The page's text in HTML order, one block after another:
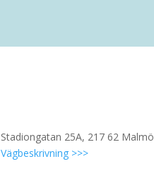
Stadiongatan 25A, 217 62 Malmö
Vägbeskrivning >>>